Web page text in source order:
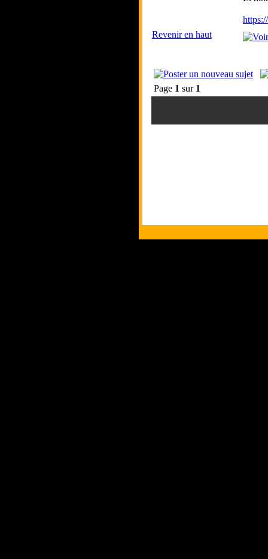
Revenir en haut
Page 1 sur 1